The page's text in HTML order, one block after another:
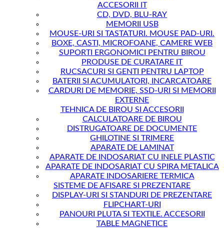
ACCESORII IT
CD, DVD, BLU-RAY
MEMORII USB
MOUSE-URI SI TASTATURI. MOUSE PAD-URI.
BOXE, CASTI, MICROFOANE, CAMERE WEB
SUPORTI ERGONOMICI PENTRU BIROU
PRODUSE DE CURATARE IT
RUCSACURI SI GENTI PENTRU LAPTOP
BATERII SI ACUMULATORI, INCARCATOARE
CARDURI DE MEMORIE, SSD-URI SI MEMORII
EXTERNE
TEHNICA DE BIROU SI ACCESORII
CALCULATOARE DE BIROU
DISTRUGATOARE DE DOCUMENTE
GHILOTINE SI TRIMERE
APARATE DE LAMINAT
APARATE DE INDOSARIAT CU INELE PLASTIC
APARATE DE INDOSARIAT CU SPIRA METALICA
APARATE INDOSARIERE TERMICA
SISTEME DE AFISARE SI PREZENTARE
DISPLAY-URI SI STANDURI DE PREZENTARE
FLIPCHART-URI
PANOURI PLUTA SI TEXTILE. ACCESORII
TABLE MAGNETICE